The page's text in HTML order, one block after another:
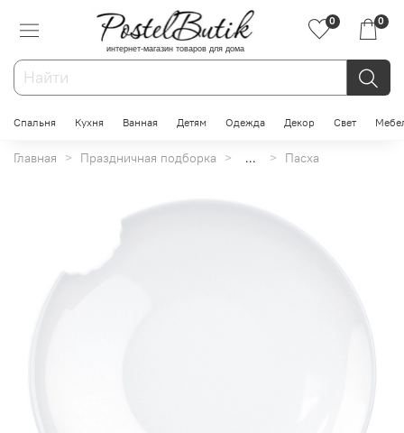
интернет-магазин товаров для дома
0 0
Спальня Кухня Ванная Детям Одежда Декор Свет
Главная Праздничная подборка ... Пасха